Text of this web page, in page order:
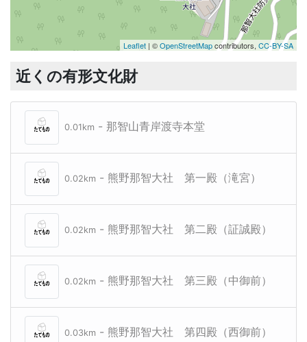
Leaflet | ©OpenStreetMapcontributors, CC-BY-SA
近くの有形文化財
0.01km - 那智山青岸渡寺本堂
0.02km - 熊野那智大社 第一殿（滝宮）
0.02km - 熊野那智大社 第二殿（証誠殿）
0.02km - 熊野那智大社 第三殿（中御前）
0.03km - 熊野那智大社 第四殿（西御前）